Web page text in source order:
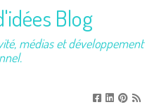
Blog
médias et développement